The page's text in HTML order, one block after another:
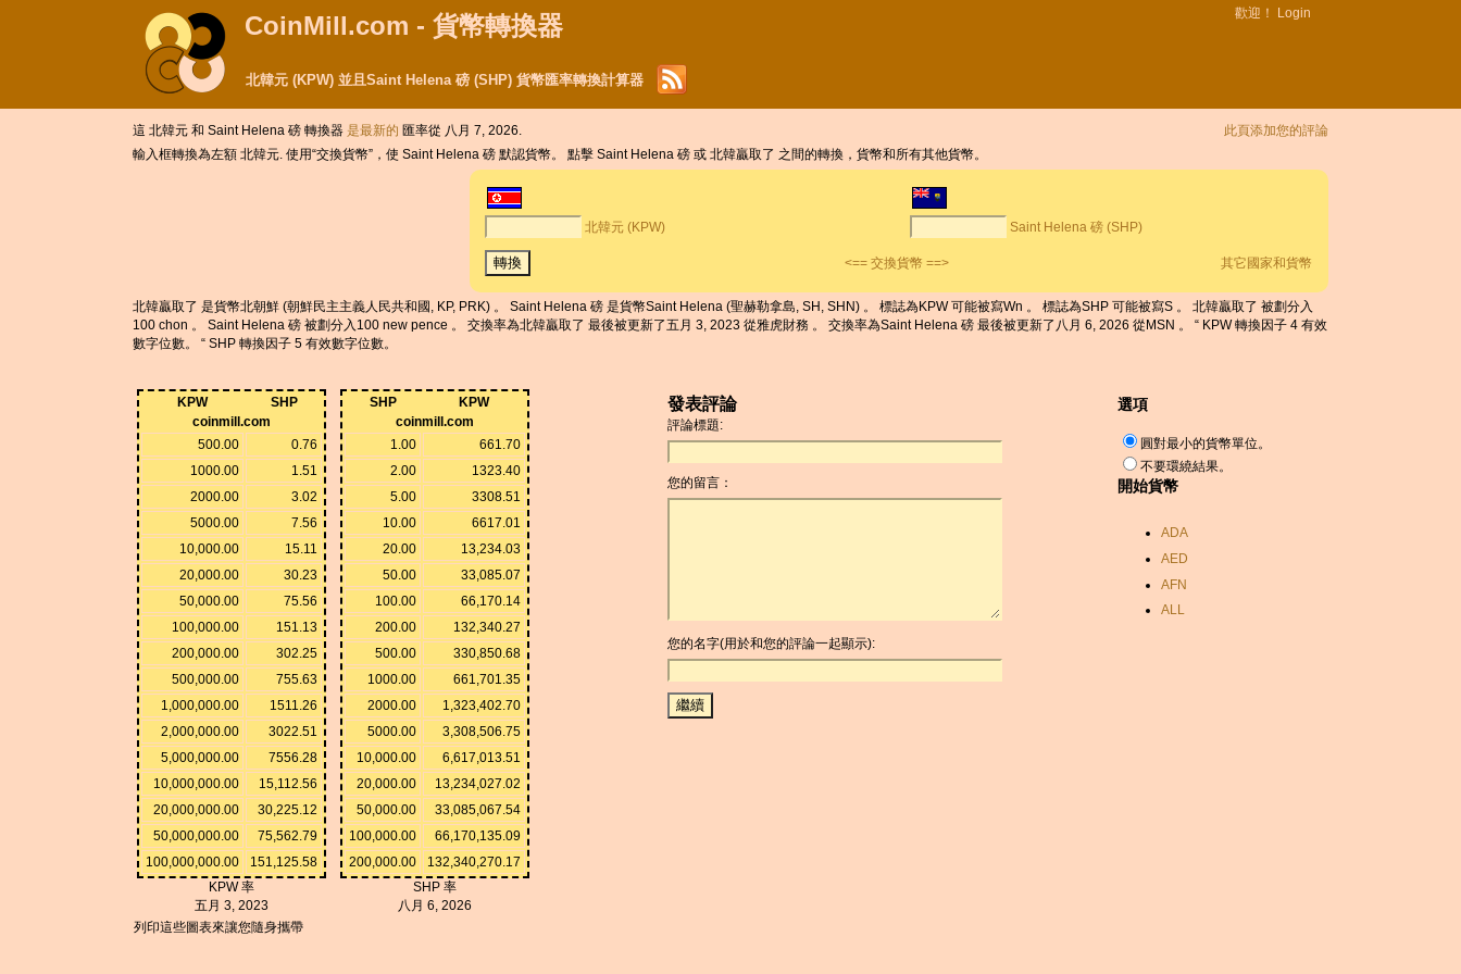
CoinMill.com - 貨幣轉換器 歡迎！ Login
北韓元 (KPW) 並且Saint Helena 磅 (SHP) 貨幣匯率轉換計算器
此頁添加您的評論
這 北韓元 和 Saint Helena 磅 轉換器 是最新的 匯率從 八月 7, 2026.
輸入框轉換為左額 北韓元. 使用“交換貨幣”，使 Saint Helena 磅 默認貨幣。 點擊 Saint Helena 磅 或 北韓贏取了 之間的轉換，貨幣和所有其他貨幣。
北韓元 (KPW) Saint Helena 磅 (SHP)
<== 交換貨幣 ==> 其它國家和貨幣
北韓贏取了 是貨幣北朝鮮 (朝鮮民主主義人民共和國, KP, PRK) 。 Saint Helena 磅 是貨幣Saint Helena (聖赫勒拿島, SH, SHN) 。 標誌為KPW 可能被寫Wn 。 標誌為SHP 可能被寫S 。 北韓贏取了 被劃分入
100 chon 。 Saint Helena 磅 被劃分入100 new pence 。 交換率為北韓贏取了 最後被更新了五月 3, 2023 從雅虎財務 。 交換率為Saint Helena 磅 最後被更新了八月 6, 2026 從MSN 。 “ KPW 轉換因子 4 有效
數字位數。 “ SHP 轉換因子 5 有效數字位數。
KPW
SHP
coinmill.com
500.00
0.76
1000.00
1.51
2000.00
3.02
5000.00
7.56
10,000.00
15.11
20,000.00
30.23
50,000.00
75.56
100,000.00
151.13
200,000.00
302.25
500,000.00
755.63
1,000,000.00
1511.26
2,000,000.00
3022.51
5,000,000.00
7556.28
10,000,000.00
15,112.56
20,000,000.00
30,225.12
50,000,000.00
75,562.79
100,000,000.00
151,125.58
KPW 率
五月 3, 2023
SHP
KPW
coinmill.com
1.00
661.70
2.00
1323.40
5.00
3308.51
10.00
6617.01
20.00
13,234.03
50.00
33,085.07
100.00
66,170.14
200.00
132,340.27
500.00
330,850.68
1000.00
661,701.35
2000.00
1,323,402.70
5000.00
3,308,506.75
10,000.00
6,617,013.51
20,000.00
13,234,027.02
50,000.00
33,085,067.54
100,000.00
66,170,135.09
200,000.00
132,340,270.17
SHP 率
八月 6, 2026
列印這些圖表來讓您隨身攜帶
發表評論
評論標題:
您的留言：
您的名字(用於和您的評論一起顯示):
選項
圓對最小的貨幣單位。
不要環繞結果。
開始貨幣
ADA
AED
AFN
ALL